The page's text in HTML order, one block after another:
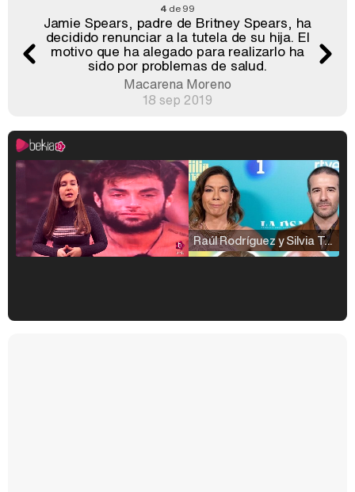
4de 99
Jamie Spears, padre de Britney Spears, ha
decidido renunciar a la tutela de su hija. El
motivo que ha alegado para realizarlo ha
sido por problemas de salud.
Macarena Moreno
18 sep 2019
Raúl Rodríguez y Silvia Taulés nos cuentan su papel en 'La familia de la tele'